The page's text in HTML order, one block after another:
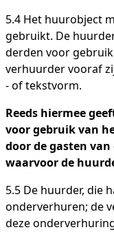
5.4 Het huurobject
gebruikt. De
derden voor
verhuurder vooraf
- of tekstvorm.
Reeds hiermee
voor gebruik van
door de gasten
waarvoor de
5.5 De huurder, die
onderverhuren; de
deze